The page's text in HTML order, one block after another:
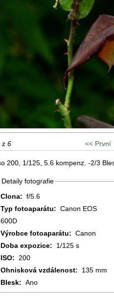
z 6 << První
200, 1/125, 5.6 kompenz. -2/3
Detaily fotografie
Clona: f/5.6
Typ fotoaparátu:
600D
Výrobce fotoaparátu: Canon
Doba expozice:
1/125 s
ISO:
200
Ohnisková vzdálenost:
135 mm
Blesk: Ano